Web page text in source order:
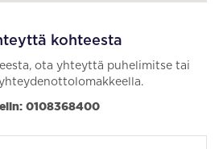
kohteesta
ota yhteyttä puhelimitse tai
0108368400